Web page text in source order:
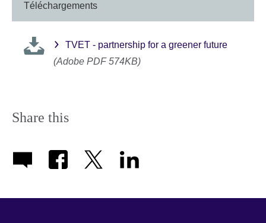
Téléchargements
TVET - partnership for a greener future
(Adobe PDF 574KB)
Share this